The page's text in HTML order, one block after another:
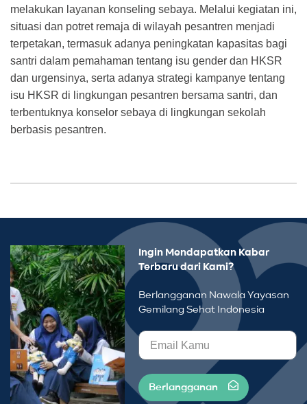
melakukan layanan konseling sebaya. Melalui kegiatan ini,
situasi dan potret remaja di wilayah pesantren menjadi
terpetakan, termasuk adanya peningkatan kapasitas bagi
santri dalam pemahaman tentang isu gender dan HKSR
dan urgensinya, serta adanya strategi kampanye tentang
isu HKSR di lingkungan pesantren bersama santri, dan
terbentuknya konselor sebaya di lingkungan sekolah
berbasis pesantren.
Ingin Mendapatkan Kabar
Terbaru dari Kami?
Berlangganan Nawala Yayasan
Gemilang Sehat Indonesia
Berlangganan